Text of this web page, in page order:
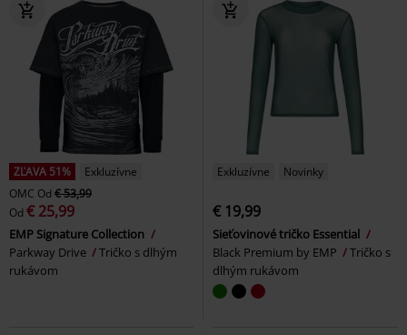
ZĽAVA 51%
Exkluzívne
OMC Od € 53,99
Od € 25,99
EMP Signature Collection
Parkway Drive
Tričko s dlhým
rukávom
Exkluzívne Novinky
€ 19,99
Sieťovinové tričko Essential
Black Premium by EMP
Tričko s
dlhým rukávom